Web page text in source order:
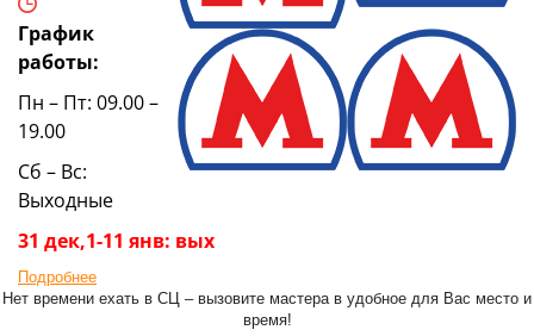
График
работы:
Пн – Пт: 09.00 –
19.00
Сб – Вс:
Выходные
31 дек,1-11 янв: вых
Подробнее
Нет времени ехать в СЦ – вызовите мастера в удобное для Вас место и
время!